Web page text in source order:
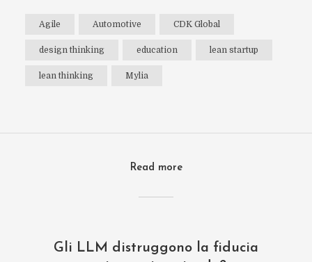
Agile Automotive CDK Global
design thinking education lean startup
lean thinking Mylia
Read more
Gli LLM distruggono la fiducia